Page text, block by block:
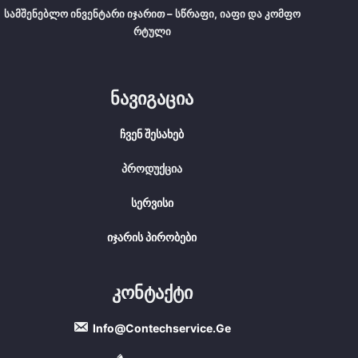
Სამშენებლო Ინვენტარი Იჯარით – Სწრაფი, Იაფი Და Კომფო
Რტული
Ნავიგაცია
Ჩვენ Შესახებ
Პროდუქცია
Სერვისი
Იჯარის Პირობები
Კონტაქტი
Info@contechservice.ge